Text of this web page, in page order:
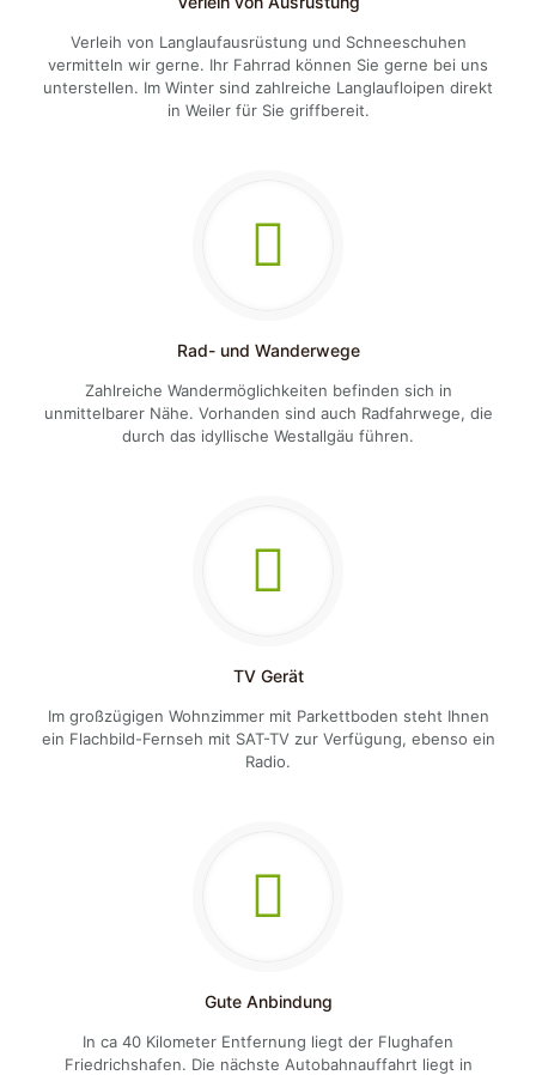
Verleih von Langlaufausrüstung und Schneeschuhen
vermitteln wir gerne. Ihr Fahrrad können Sie gerne bei uns
unterstellen. Im Winter sind zahlreiche Langlaufloipen direkt
in Weiler für Sie griffbereit.
Rad- und Wanderwege
Zahlreiche Wandermöglichkeiten befinden sich in
unmittelbarer Nähe. Vorhanden sind auch Radfahrwege, die
durch das idyllische Westallgäu führen.
TV Gerät
Im großzügigen Wohnzimmer mit Parkettboden steht Ihnen
ein Flachbild-Fernseh mit SAT-TV zur Verfügung, ebenso ein
Radio.
Gute Anbindung
In ca 40 Kilometer Entfernung liegt der Flughafen
Friedrichshafen. Die nächste Autobahnauffahrt liegt in